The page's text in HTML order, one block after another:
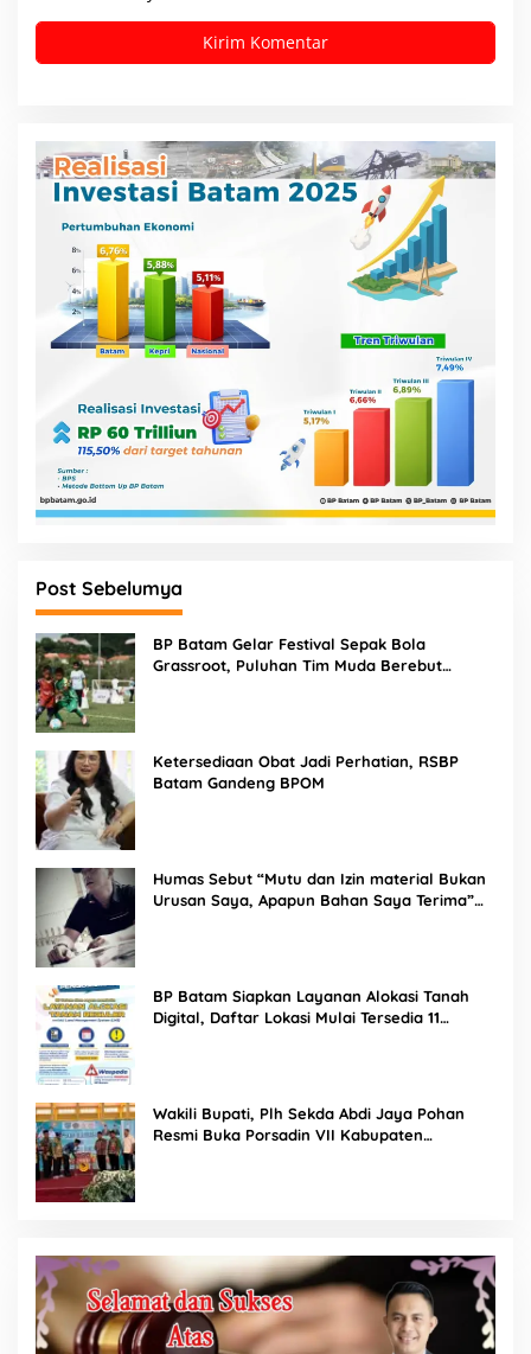
Post Sebelumya
BP Batam Gelar Festival Sepak Bola
Grassroot, Puluhan Tim Muda Berebut
Ketersediaan Obat Jadi Perhatian, RSBP
Batam Gandeng BPOM
Humas Sebut “Mutu dan Izin material Bukan
Urusan Saya, Apapun Bahan Saya Terima”
BP Batam Siapkan Layanan Alokasi Tanah
Digital, Daftar Lokasi Mulai Tersedia 11
Wakili Bupati, Plh Sekda Abdi Jaya Pohan
Resmi Buka Porsadin VII Kabupaten